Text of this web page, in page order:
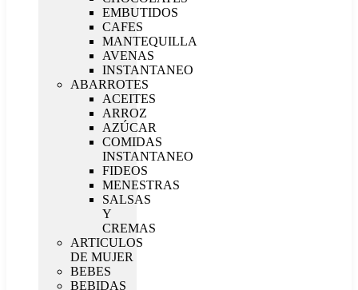
EMBUTIDOS
CAFES
MANTEQUILLA
AVENAS
INSTANTANEO
ABARROTES
ACEITES
ARROZ
AZÚCAR
COMIDAS
INSTANTANEO
FIDEOS
MENESTRAS
SALSAS
Y
CREMAS
ARTICULOS
DE MUJER
BEBES
BEBIDAS